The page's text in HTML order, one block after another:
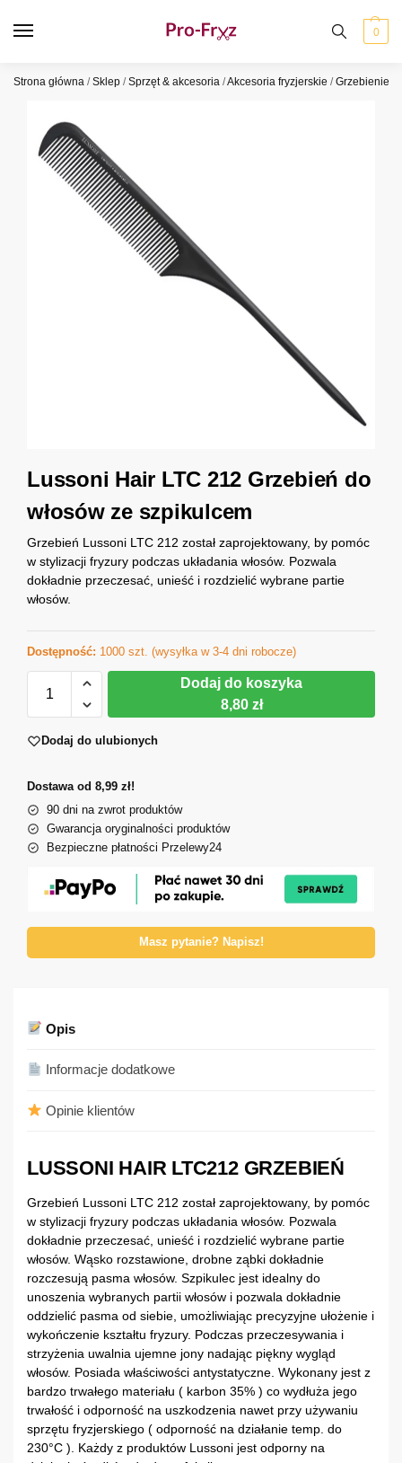
0
Strona główna /Sklep /Sprzęt & akcesoria /Akcesoria fryzjerskie /Grzebienie
Lussoni Hair LTC 212 Grzebień do
włosów ze szpikulcem
Grzebień Lussoni LTC 212 został zaprojektowany, by pomóc
w stylizacji fryzury podczas układania włosów. Pozwala
dokładnie przeczesać, unieść i rozdzielić wybrane partie
włosów.
Dostępność: 1000 szt. (wysyłka w 3-4 dni robocze)
Dodaj do koszyka
8,80 zł
Dodaj do ulubionych
Dostawa od 8,99 zł!
90 dni na zwrot produktów
Gwarancja oryginalności produktów
Bezpieczne płatności Przelewy24
Masz pytanie? Napisz!
Opis
Informacje dodatkowe
Opinie klientów
LUSSONI HAIR LTC212 GRZEBIEŃ
Grzebień Lussoni LTC 212 został zaprojektowany, by pomóc
w stylizacji fryzury podczas układania włosów. Pozwala
dokładnie przeczesać, unieść i rozdzielić wybrane partie
włosów. Wąsko rozstawione, drobne ząbki dokładnie
rozczesują pasma włosów. Szpikulec jest idealny do
unoszenia wybranych partii włosów i pozwala dokładnie
oddzielić pasma od siebie, umożliwiając precyzyjne ułożenie i
wykończenie kształtu fryzury. Podczas przeczesywania i
strzyżenia uwalnia ujemne jony nadając piękny wygląd
włosów. Posiada właściwości antystatyczne. Wykonany jest z
bardzo trwałego materiału ( karbon 35% ) co wydłuża jego
trwałość i odporność na uszkodzenia nawet przy używaniu
sprzętu fryzjerskiego ( odporność na działanie temp. do
230°C ). Każdy z produktów Lussoni jest odporny na